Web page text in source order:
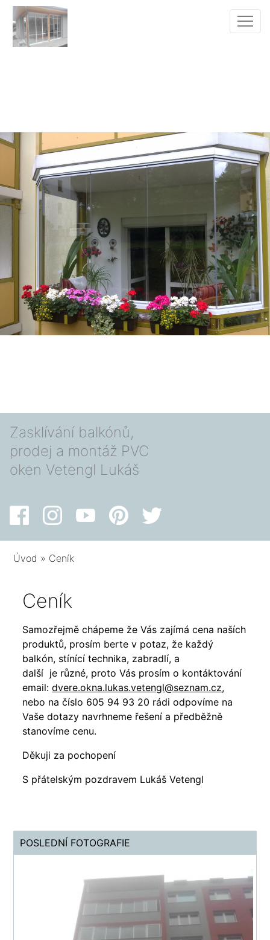
Zasklívání balkónů,
prodej a montáž PVC
oken Vetengl Lukáš
Úvod » Ceník
Ceník
Samozřejmě chápeme že Vás zajímá cena naších
produktů, prosím berte v potaz, že každý
balkón, stínící technika, zabradlí, a
další je různé, proto Vás prosím o kontáktování
email:dvere.okna.lukas.vetengl@seznam.cz,
nebo na číslo 605 94 93 20 rádi odpovíme na
Vaše dotazy navrhneme řešení a předběžně
stanovíme cenu.
Děkuji za pochopení
S přátelským pozdravem Lukáš Vetengl
POSLEDNÍ FOTOGRAFIE